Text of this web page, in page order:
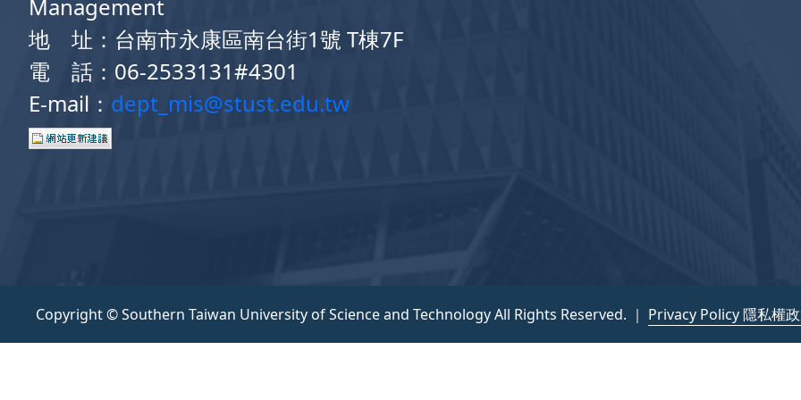
Management
地 址：台南市永康區南台街1號 T棟7F
電 話：06-2533131#4301
E-mail： dept_mis@stust.edu.tw
Copyright © Southern Taiwan University of Science and Technology All Rights Reserved. ｜ Privacy Policy 隱私權